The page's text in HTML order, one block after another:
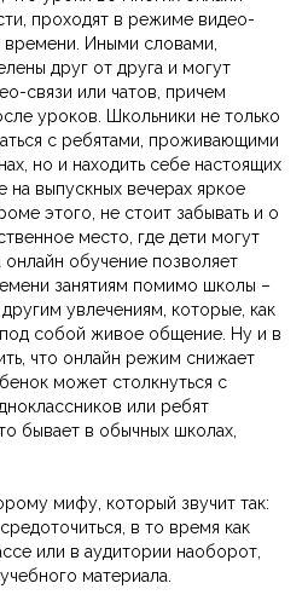
проходят в режиме видео-
Иными словами,
друг от друга и могут
связи или чатов, причем
уроков. Школьники не только
с ребятами, проживающими
но и находить себе настоящих
на выпускных вечерах яркое
этого, не стоит забывать и о
место, где дети могут
обучение позволяет
занятиям помимо школы –
увлечениям, которые, как
собой живое общение. Ну и в
что онлайн режим снижает
может столкнуться с
или ребят
бывает в обычных школах,
мифу, который звучит так:
в то время как
или в аудитории наоборот,
материала.